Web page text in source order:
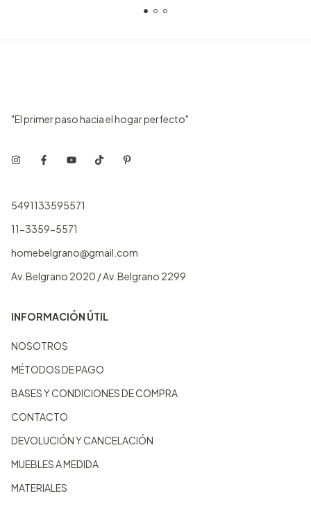
"El primer paso hacia el hogar perfecto"
5491133595571
11-3359-5571
homebelgrano@gmail.com
Av. Belgrano 2020 / Av. Belgrano 2299
INFORMACIÓN ÚTIL
NOSOTROS
MÉTODOS DE PAGO
BASES Y CONDICIONES DE COMPRA
CONTACTO
DEVOLUCIÓN Y CANCELACIÓN
MUEBLES A MEDIDA
MATERIALES